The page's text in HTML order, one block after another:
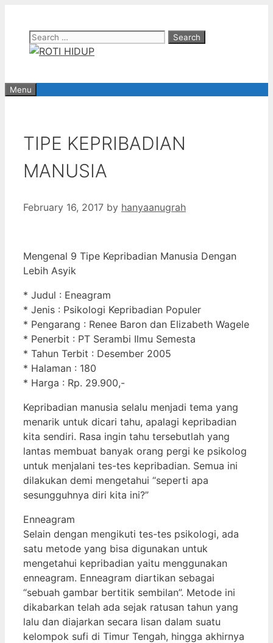
contentSearch
for:
Menu
TIPE KEPRIBADIAN
MANUSIA
February 16, 2017 by hanyaanugrah
Mengenal 9 Tipe Kepribadian Manusia Dengan
Lebih Asyik
* Judul : Eneagram
* Jenis : Psikologi Kepribadian Populer
* Pengarang : Renee Baron dan Elizabeth Wagele
* Penerbit : PT Serambi Ilmu Semesta
* Tahun Terbit : Desember 2005
* Halaman : 180
* Harga : Rp. 29.900,-
Kepribadian manusia selalu menjadi tema yang
menarik untuk dicari tahu, apalagi kepribadian
kita sendiri. Rasa ingin tahu tersebutlah yang
lantas membuat banyak orang pergi ke psikolog
untuk menjalani tes-tes kepribadian. Semua ini
dilakukan demi mengetahui “seperti apa
sesungguhnya diri kita ini?”
Enneagram
Selain dengan mengikuti tes-tes psikologi, ada
satu metode yang bisa digunakan untuk
mengetahui kepribadian yaitu menggunakan
enneagram. Enneagram diartikan sebagai
“sebuah gambar bertitik sembilan”. Metode ini
dikabarkan telah ada sejak ratusan tahun yang
lalu dan diajarkan secara lisan dalam suatu
kelompok sufi di Timur Tengah, hingga akhirnya